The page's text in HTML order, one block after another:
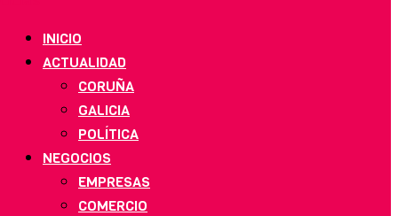
INICIO
ACTUALIDAD
CORUÑA
GALICIA
POLÍTICA
NEGOCIOS
EMPRESAS
COMERCIO